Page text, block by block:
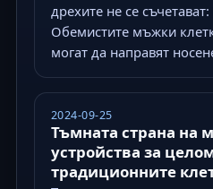
дрехите не се
Обемистите мъжки
могат да направят
2024-09-25
Тъмната страна на
устройства за
традиционните